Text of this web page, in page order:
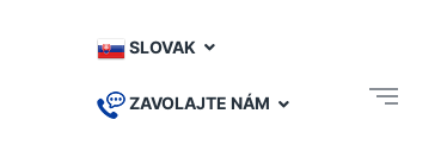
SLOVAK
ZAVOLAJTE NÁM